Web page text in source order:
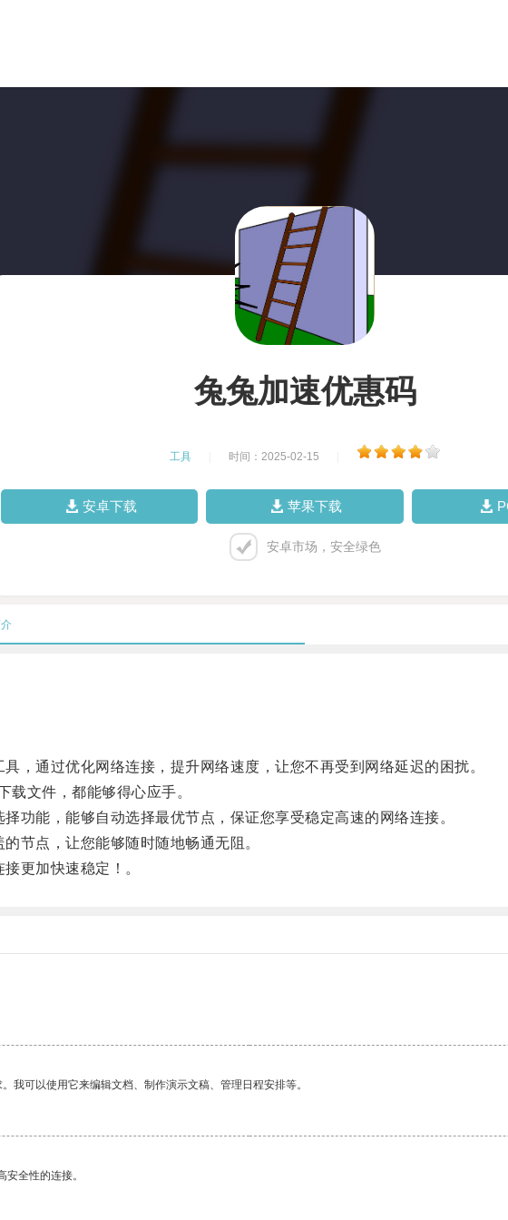
兔兔加速优惠码
工具 时间：2025-02-15
安卓下载 苹果下载
安卓市场，安全绿色
通过优化网络连接，提升网络速度，让您不再受到网络延迟的困扰。
文件，都能够得心应手。
能，能够自动选择最优节点，保证您享受稳定高速的网络连接。
点，让您能够随时随地畅通无阻。
更加快速稳定！。
我可以使用它来编辑文档、制作演示文稿、管理日程安排等。
全性的连接。